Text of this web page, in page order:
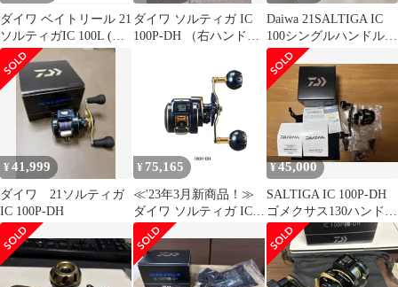
ダイワ ベイトリール 21
ソルティガIC 100L (左
巻)
ダイワ ソルティガ IC
100P-DH （右ハンド
Daiwa 21SALTIGA IC
100シングルハンドル右
巻
¥41,999
ダイワ 21ソルティガ
IC 100P-DH
¥ 75,165
≪'23年3月新商品！≫
ダイワ ソルティガ IC
100H-DH(右)
¥45,000
SALTIGA IC 100P-DH
ゴメクサス130ハンドル
セット